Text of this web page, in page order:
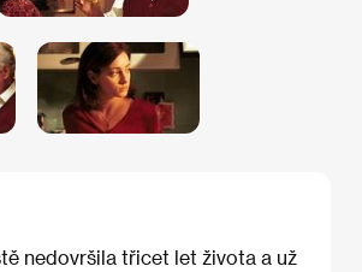
nedovršila třicet let života a už